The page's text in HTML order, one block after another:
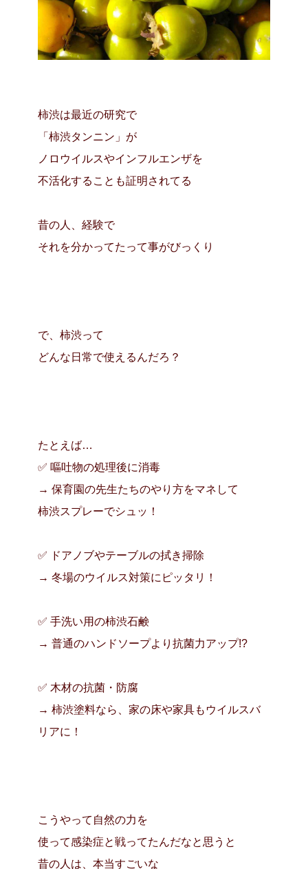
柿渋は最近の研究で
「柿渋タンニン」が
ノロウイルスやインフルエンザを
不活化することも証明されてる
昔の人、経験で
それを分かってたって事がびっくり
で、 柿渋って
どんな日常で使えるんだろ？
たとえば…
✅ 嘔吐物の処理後に消毒
→ 保育園の先生たちのやり方をマネして
柿渋スプレーでシュッ！
✅ ドアノブやテーブルの拭き掃除
→ 冬場のウイルス対策にピッタリ！
✅ 手洗い用の柿渋石鹸
→ 普通のハンドソープより抗菌力アップ!?
✅ 木材の抗菌・防腐
→ 柿渋塗料なら、家の床や家具もウイルスバ
リアに！
こうやって自然の力を
使って感染症と戦ってたんだなと思うと
昔の人は、本当すごいな